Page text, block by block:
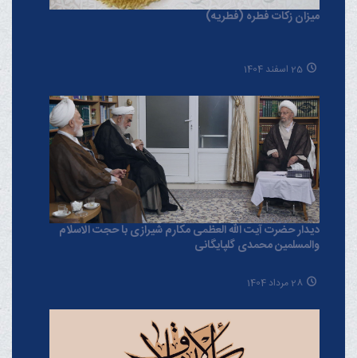
میزان زکات فطره (فطریه)
25 اسفند 1404
دیدار حضرت آیت الله العظمی مکارم شیرازی با حجت الاسلام
والمسلمین محمدی گلپایگانی
28 مرداد 1404